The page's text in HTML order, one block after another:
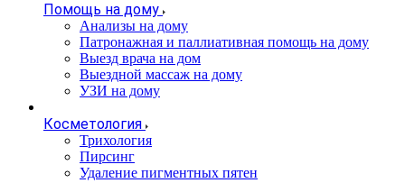
Помощь на дому
Анализы на дому
Патронажная и паллиативная помощь на дому
Выезд врача на дом
Выездной массаж на дому
УЗИ на дому
Косметология
Трихология
Пирсинг
Удаление пигментных пятен